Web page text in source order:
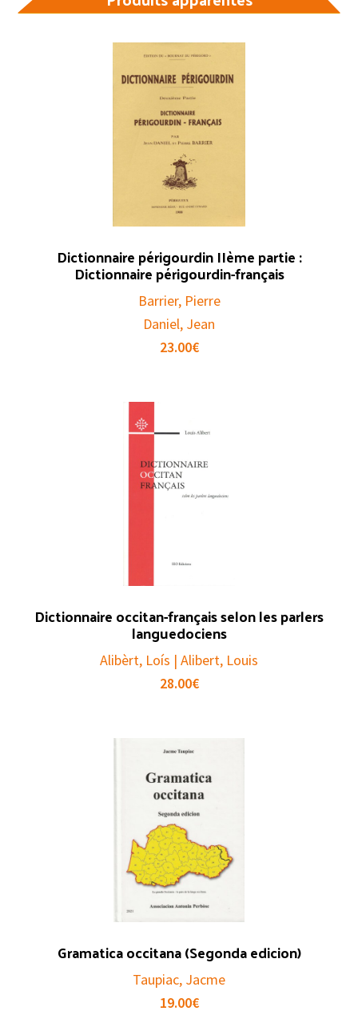
Dictionnaire périgourdin IIème partie :
Dictionnaire périgourdin-français
Barrier, Pierre
Daniel, Jean
23.00€
Dictionnaire occitan-français selon les parlers
languedociens
Alibèrt, Loís | Alibert, Louis
28.00€
Gramatica occitana (Segonda edicion)
Taupiac, Jacme
19.00€